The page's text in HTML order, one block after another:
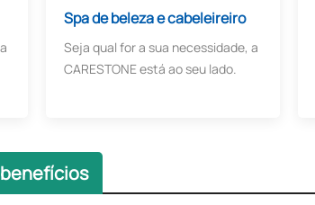
Spa de beleza e cabeleireiro
Seja qual for a sua necessidade, a
CARESTONE está ao seu lado.